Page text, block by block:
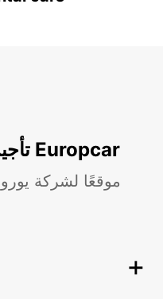
تأجير السيارات في قطر مع Europcar
موقعًا لشركة